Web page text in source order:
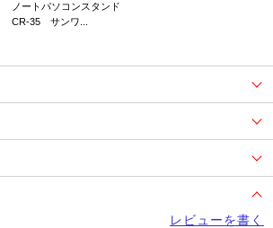
ノートパソコンスタンド
CR-35 サンワ...
レビューを書く